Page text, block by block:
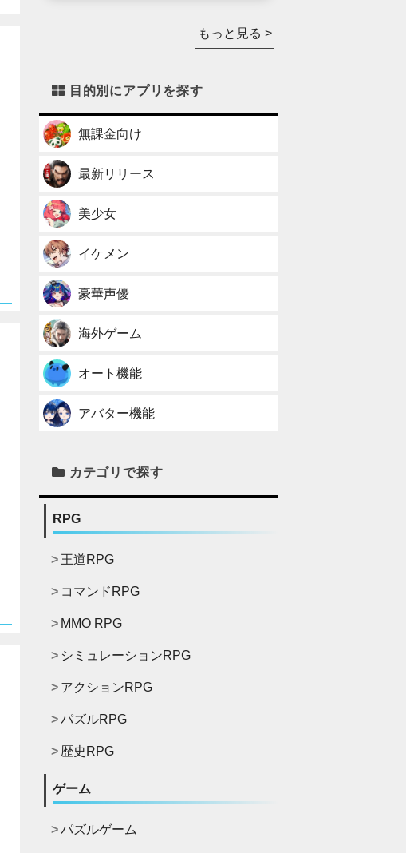
もっと見る >
目的別にアプリを探す
無課金向け
最新リリース
美少女
イケメン
豪華声優
海外ゲーム
オート機能
アバター機能
カテゴリで探す
RPG
王道RPG
コマンドRPG
MMO RPG
シミュレーションRPG
アクションRPG
パズルRPG
歴史RPG
ゲーム
パズルゲーム